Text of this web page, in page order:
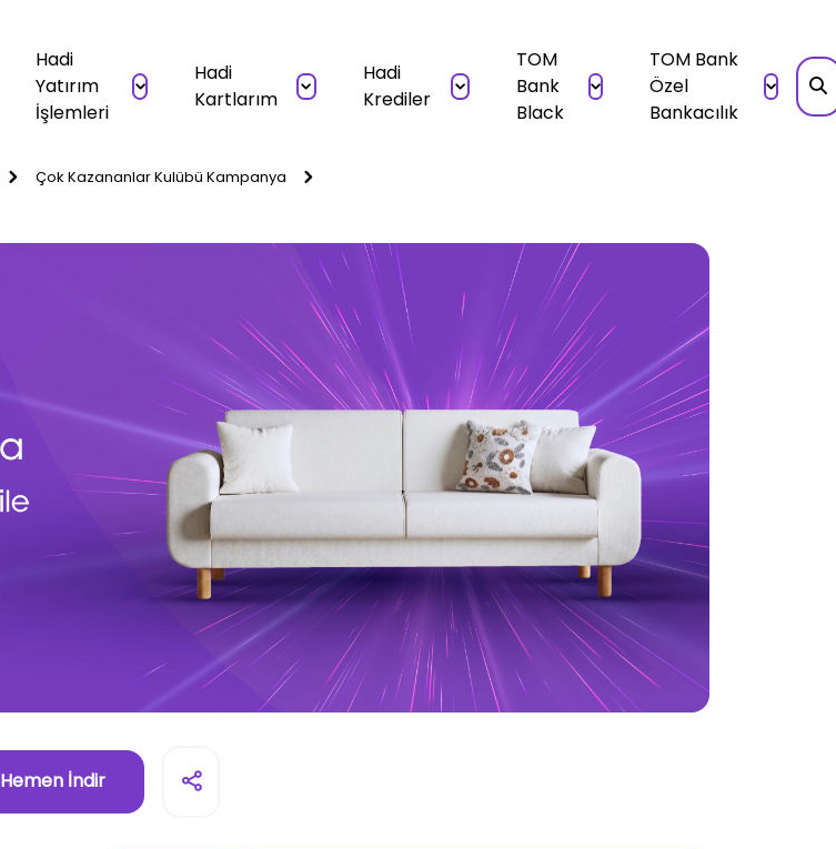
Hadi
Yatırım
İşlemleri
Hadi
Kartlarım
Hadi
Krediler
TOM
Bank
Black
TOM Bank
Özel
Bankacılık
Çok Kazananlar Kulübü Kampanya
Hemen İndir